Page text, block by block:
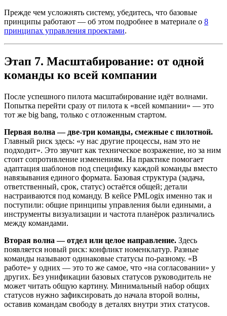
Прежде чем усложнять систему, убедитесь, что базовые
принципы работают — об этом подробнее в материале о 8
принципах управления проектами.
Этап 7. Масштабирование: от одной
команды ко всей компании
После успешного пилота масштабирование идёт волнами.
Попытка перейти сразу от пилота к «всей компании» — это
тот же big bang, только с отложенным стартом.
Первая волна — две-три команды, смежные с пилотной.
Главный риск здесь: «у нас другие процессы, нам это не
подходит». Это звучит как техническое возражение, но за ним
стоит сопротивление изменениям. На практике помогает
адаптация шаблонов под специфику каждой команды вместо
навязывания единого формата. Базовая структура (задача,
ответственный, срок, статус) остаётся общей; детали
настраиваются под команду. В кейсе PMLogix именно так и
поступили: общие принципы управления были едиными, а
инструменты визуализации и частота планёрок различались
между командами.
Вторая волна — отдел или целое направление. Здесь
появляется новый риск: конфликт номенклатур. Разные
команды называют одинаковые статусы по-разному. «В
работе» у одних — это то же самое, что «на согласовании» у
других. Без унификации базовых статусов руководитель не
может читать общую картину. Минимальный набор общих
статусов нужно зафиксировать до начала второй волны,
оставив командам свободу в деталях внутри этих статусов.